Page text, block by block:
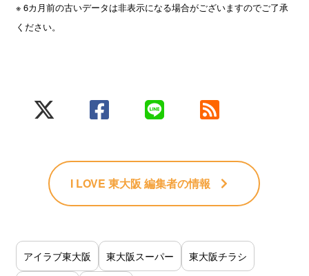
※ 6カ月前の古いデータは非表示になる場合がございますのでご了承
ください。
I LOVE 東大阪 編集者の情報
アイラブ東大阪 東大阪スーパー 東大阪チラシ